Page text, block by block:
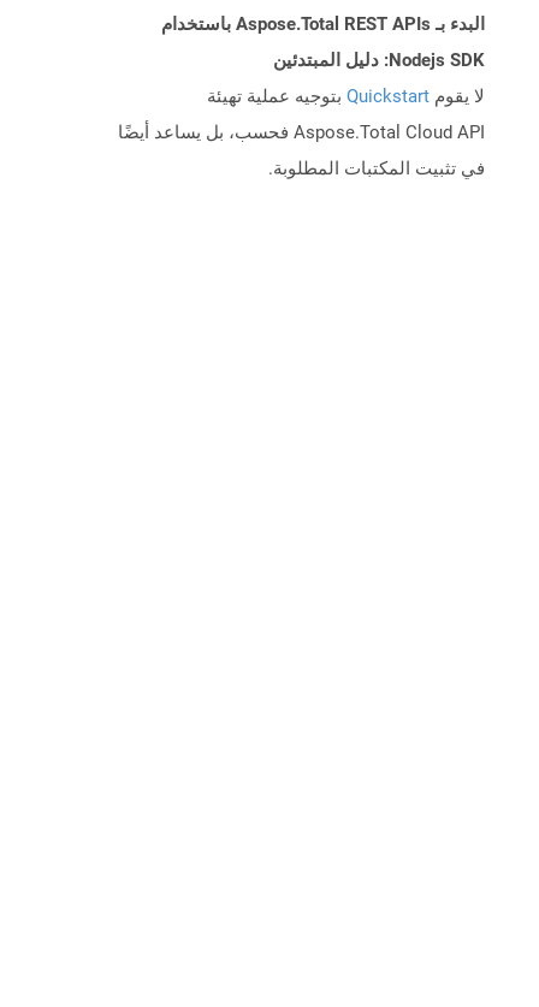
البدء بـ Aspose.Total REST APIs باستخدام
Nodejs SDK: دليل المبتدئين
لا يقوم Quickstart بتوجيه عملية تهيئة
Aspose.Total Cloud API فحسب، بل يساعد أيضًا
في تثبيت المكتبات المطلوبة.